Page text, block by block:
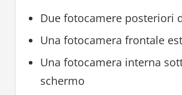
Due fotocamere posteriori
Una fotocamera frontale
Una fotocamera interna
schermo